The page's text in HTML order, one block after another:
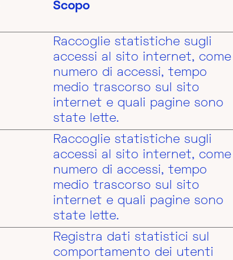
Scopo
Raccoglie statistiche sugli
accessi al sito internet, come
numero di accessi, tempo
medio trascorso sul sito
internet e quali pagine sono
state lette.
Raccoglie statistiche sugli
accessi al sito internet, come
numero di accessi, tempo
medio trascorso sul sito
internet e quali pagine sono
state lette.
Registra dati statistici sul
comportamento dei utenti